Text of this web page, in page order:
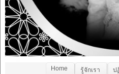
Home รู้จักเรา ป